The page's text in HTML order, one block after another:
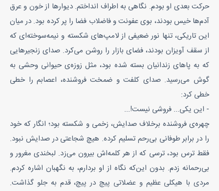
حرکت بعدی او بودم. نگاهی به اطراف انداختم. دیوارها از خون و عرق
آدم‌ها خیس بودند، بوی عفونت و فاضلاب فضا را پر کرده بود. در میان
این تاریکی، تنها نور ضعیفی از لامپ‌های شکسته و نیمه‌سوخته‌ای که
از سقف آویزان بودند، فضای بازار را روشن می‌کرد. صدای زنجیرهایی
که به پاهای زندانیان بسته شده بود، مثل زوزه‌ی حیوانی وحشی به
گوش می‌رسید. صدای کلفت و ضمخت فروشنده، اعصابم را خطی
خطی کرد:
- این یکی... فروشی نیست!...
چهره‌ی فروشنده برخلاف صدایش، زخمی و شکسته بود؛ انگار که خود
را در برابر طوفانی بی‌رحم تسلیم کرده. هیچ شجاعتی در صدایش نبود.
فقط ترس بود، ترسی که از هر کلمه‌اش بیرون می‌زد. لبخندی مغرور و
بی‌رحمانه زدم. بدون این‌که نگاه از او بردارم، به نگهبان اشاره کردم.
مردی با هیکلی عظیم و عضلاتی پیچ در پیچ، قدم به جلو گذاشت.